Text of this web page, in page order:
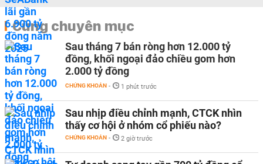
Cùng chuyên mục
Sau tháng 7 bán ròng hơn 12.000 tỷ
đồng, khối ngoại đảo chiều gom hơn
2.000 tỷ đồng
CHỨNG KHOÁN - 1 phút trước
Sau nhịp điều chỉnh mạnh, CTCK nhìn
thấy cơ hội ở nhóm cổ phiếu nào?
CHỨNG KHOÁN - 2 giờ trước